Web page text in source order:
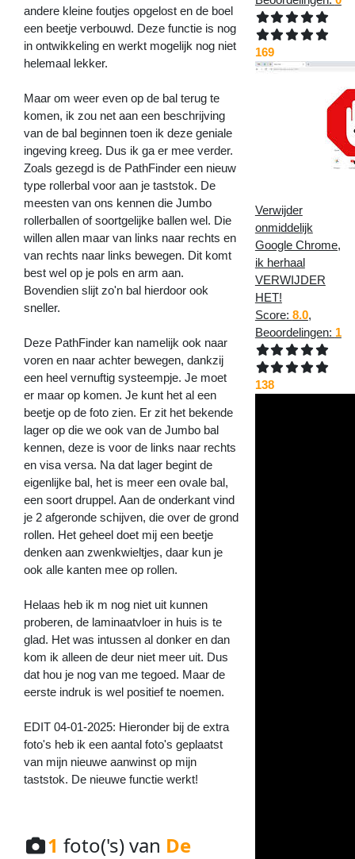
andere kleine foutjes opgelost en de boel
een beetje verbouwd. Deze functie is nog
in ontwikkeling en werkt mogelijk nog niet
helemaal lekker.
Maar om weer even op de bal terug te
komen, ik zou net aan een beschrijving
van de bal beginnen toen ik deze geniale
ingeving kreeg. Dus ik ga er mee verder.
Zoals gezegd is de PathFinder een nieuw
type rollerbal voor aan je taststok. De
meesten van ons kennen die Jumbo
rollerballen of soortgelijke ballen wel. Die
willen allen maar van links naar rechts en
van rechts naar links bewegen. Dit komt
best wel op je pols en arm aan.
Bovendien slijt zo'n bal hierdoor ook
sneller.
Deze PathFinder kan namelijk ook naar
voren en naar achter bewegen, dankzij
een heel vernuftig systeempje. Je moet
er maar op komen. Je kunt het al een
beetje op de foto zien. Er zit het bekende
lager op die we ook van de Jumbo bal
kennen, deze is voor de links naar rechts
en visa versa. Na dat lager begint de
eigenlijke bal, het is meer een ovale bal,
een soort druppel. Aan de onderkant vind
je 2 afgeronde schijven, die over de grond
rollen. Het geheel doet mij een beetje
denken aan zwenkwieltjes, daar kun je
ook alle kanten mee op rollen.
Helaas heb ik m nog niet uit kunnen
proberen, de laminaatvloer in huis is te
glad. Het was intussen al donker en dan
kom ik alleen de deur niet meer uit. Dus
dat hou je nog van me tegoed. Maar de
eerste indruk is wel positief te noemen.
EDIT 04-01-2025: Hieronder bij de extra
foto's heb ik een aantal foto's geplaatst
van mijn nieuwe aanwinst op mijn
taststok. De nieuwe functie werkt!
1 foto('s) van De
169
Verwijder
onmiddelijk
Google Chrome,
ik herhaal
VERWIJDER
HET!
Score: 8.0,
Beoordelingen: 1
138